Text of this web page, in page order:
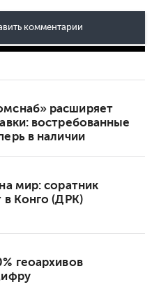
комментарии
расширяет
востребованные
в наличии
мир: соратник
в Конго (ДРК)
геоархивов